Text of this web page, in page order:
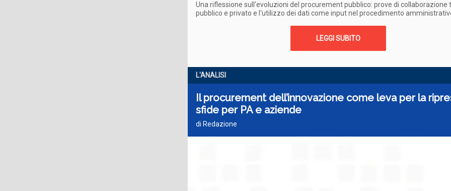
Una riflessione sull'evoluzioni del procurement pubblico: prove di collaborazione
pubblico e privato e l'utilizzo dei dati come input nel procedimento
LEGGI SUBITO
L'ANALISI
Il procurement dell’innovazione come leva per la
sfide per PA e aziende
di Redazione